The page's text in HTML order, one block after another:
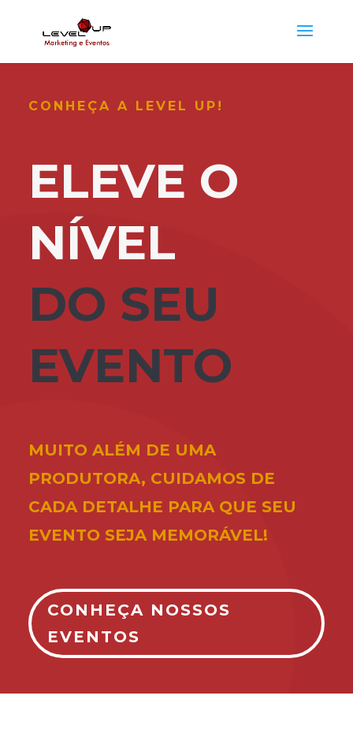
CONHEÇA A LEVEL UP!
ELEVE O
NÍVEL
DO SEU
EVENTO
MUITO ALÉM DE UMA
PRODUTORA, CUIDAMOS DE
CADA DETALHE PARA QUE SEU
EVENTO SEJA MEMORÁVEL!
CONHEÇA NOSSOS
EVENTOS